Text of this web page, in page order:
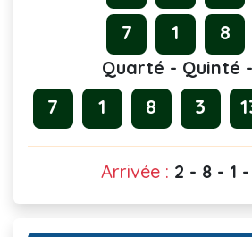
7
1 8
Quarté - Quinté
7 1 8 3
Arrivée : 2 - 8 - 1